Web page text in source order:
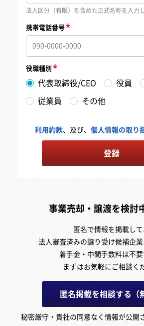
法人区分（有限）を含めた正式名称を入力
携帯電話番号
役職種別
代表取締役/CEO 役員
従業員 その他
利用約款、及び、 個人情報の取り
登録
事業売却・譲渡を検討
匿名で情報を掲載して
法人審査済みの譲り受け候補企業
着手金・中間手数料は不要
まずはお気軽にご相談く
匿名掲載を相談する（
秘密厳守・貴社の同意なく情報が公開